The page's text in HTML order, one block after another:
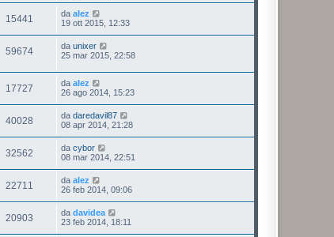
15441 da alez
19 ott 2015, 12:33
59674 da unixer
25 mar 2015, 22:58
17727 da alez
26 ago 2014, 15:23
40028 da daredavil87
08 apr 2014, 21:28
32562 da cybor
08 mar 2014, 22:51
22711 da alez
26 feb 2014, 09:06
20903 da davidea
23 feb 2014, 18:11